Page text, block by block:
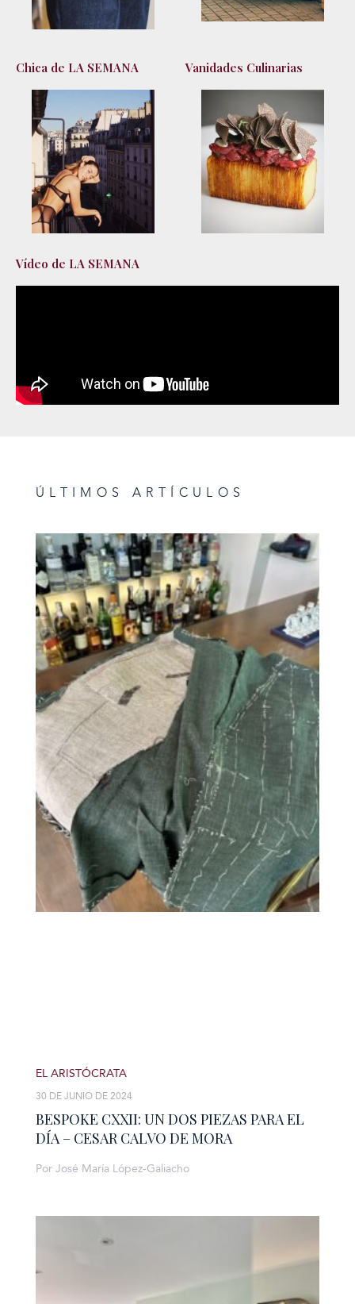
Chica de LA SEMANA Vanidades Culinarias
Vídeo de LA SEMANA
ÚLTIMOS ARTÍCULOS
BESPOKE CXXII: UN DOS PIEZAS PARA EL
DÍA – CESAR CALVO DE MORA
30 DE JUNIO DE 2024
EL ARISTÓCRATA
Por José María López-Galiacho